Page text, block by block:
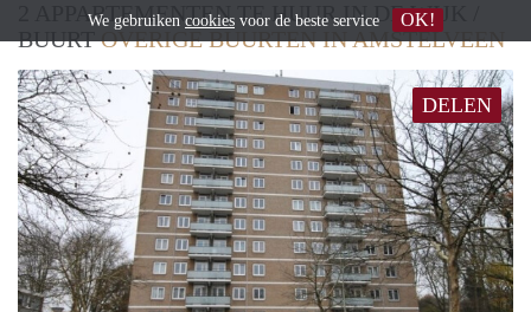
2 APPARTEMENTEN TE HUUR IN DE WIJK /
BUURTOVERIGE BUURTEN IN AMSTELVEEN
DELEN
We gebruiken cookies voor de beste service OK!